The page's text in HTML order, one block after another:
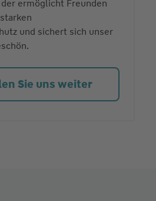
ermöglicht Freunden
und sichert sich unser
Sie uns weiter